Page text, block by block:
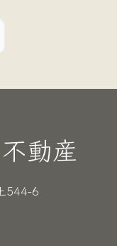
動産
544-6